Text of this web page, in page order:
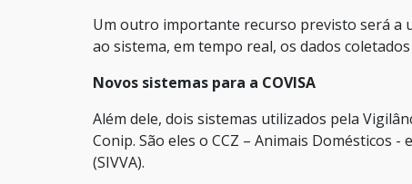
Um outro importante recurso previsto será a
ao sistema, em tempo real, os dados
Novos sistemas para a COVISA
Além dele, dois sistemas utilizados pela
Conip. São eles o CCZ – Animais Domésticos
(SIVVA).